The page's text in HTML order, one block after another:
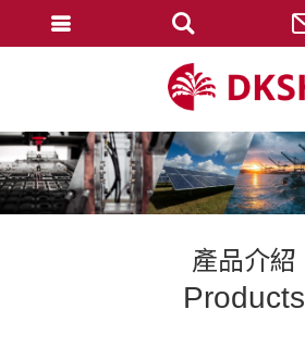
產品介紹
Products
忘記密碼
變更密碼
修改個人資料